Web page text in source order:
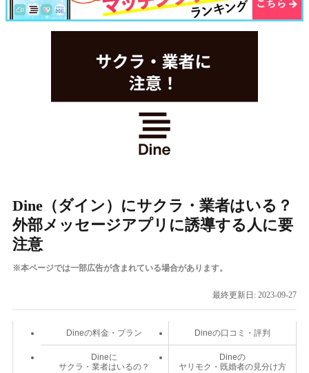
Dine（ダイン）にサクラ・業者はいる？
外部メッセージアプリに誘導する人に要
注意
※本ページでは一部広告が含まれている場合があります。
最終更新日: 2023-09-27
Dineの料金・プラン Dineの口コミ・評判
Dineに
サクラ・業者はいるの？
Dineの
ヤリモク・既婚者の見分け方